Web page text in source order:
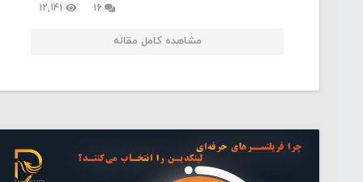
16 دیدگاه 12,141
مشاهده کامل مقاله